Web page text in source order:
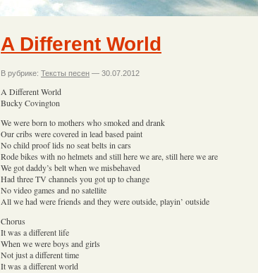
A Different World
В рубрике: Тексты песен — 30.07.2012
A Different World
Bucky Covington
We were born to mothers who smoked and drank
Our cribs were covered in lead based paint
No child proof lids no seat belts in cars
Rode bikes with no helmets and still here we are, still here we are
We got daddy’s belt when we misbehaved
Had three TV channels you got up to change
No video games and no satellite
All we had were friends and they were outside, playin’ outside
Chorus
It was a different life
When we were boys and girls
Not just a different time
It was a different world